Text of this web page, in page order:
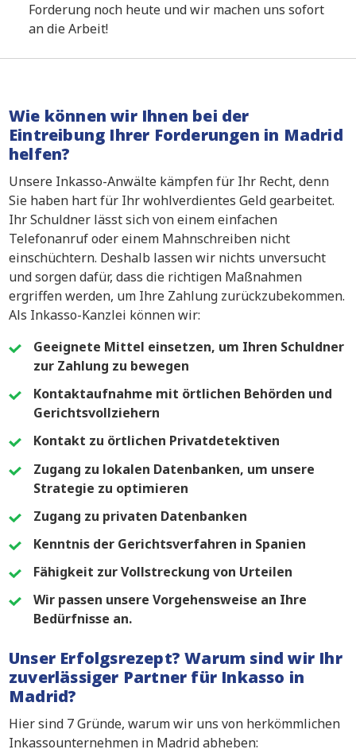
Forderung noch heute und wir machen uns sofort
an die Arbeit!
Wie können wir Ihnen bei der
Eintreibung Ihrer Forderungen in Madrid
helfen?
Unsere Inkasso-Anwälte kämpfen für Ihr Recht, denn
Sie haben hart für Ihr wohlverdientes Geld gearbeitet.
Ihr Schuldner lässt sich von einem einfachen
Telefonanruf oder einem Mahnschreiben nicht
einschüchtern. Deshalb lassen wir nichts unversucht
und sorgen dafür, dass die richtigen Maßnahmen
ergriffen werden, um Ihre Zahlung zurückzubekommen.
Als Inkasso-Kanzlei können wir:
Geeignete Mittel einsetzen, um Ihren Schuldner
zur Zahlung zu bewegen
Kontaktaufnahme mit örtlichen Behörden und
Gerichtsvollziehern
Kontakt zu örtlichen Privatdetektiven
Zugang zu lokalen Datenbanken, um unsere
Strategie zu optimieren
Zugang zu privaten Datenbanken
Kenntnis der Gerichtsverfahren in Spanien
Fähigkeit zur Vollstreckung von Urteilen
Wir passen unsere Vorgehensweise an Ihre
Bedürfnisse an.
Unser Erfolgsrezept? Warum sind wir Ihr
zuverlässiger Partner für Inkasso in
Madrid?
Hier sind 7 Gründe, warum wir uns von herkömmlichen
Inkassounternehmen in Madrid abheben: